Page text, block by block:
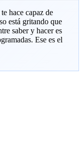
hace capaz de
está gritando que
saber y hacer es
Ese es el